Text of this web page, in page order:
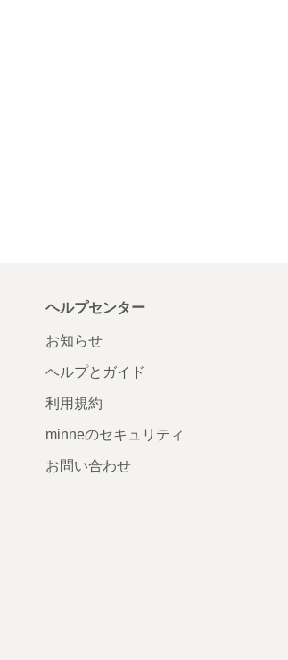
ヘルプセンター
お知らせ
ヘルプとガイド
利用規約
minneのセキュリティ
お問い合わせ